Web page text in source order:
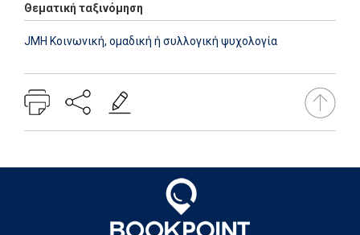
Θεματική ταξινόμηση
JMH Κοινωνική, ομαδική ή συλλογική ψυχολογία